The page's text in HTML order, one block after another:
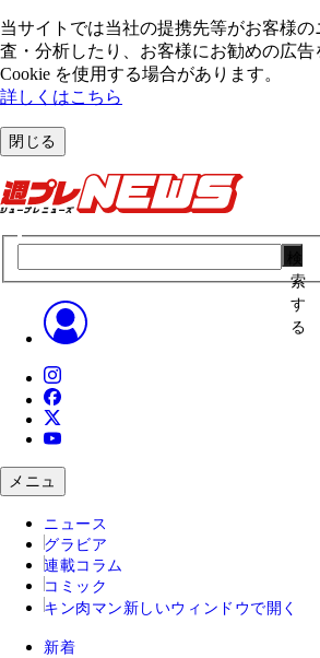
当サイトでは当社の提携先等がお客様の
査・分析したり、お客様にお勧めの広
Cookie を使⽤する場合があります。
詳しくはこちら
閉じる
索
す
る
メニュ
ニュース
グラビア
連載コラム
コミック
キン肉マン 新しいウィンドウで開く
新着